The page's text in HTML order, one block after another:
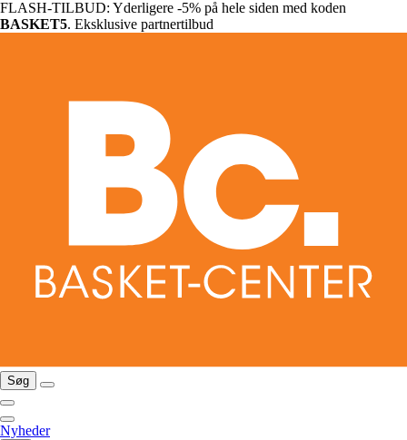
FLASH-TILBUD: Yderligere -5% på hele siden med koden
BASKET5. Eksklusive partnertilbud
Søg
Nyheder